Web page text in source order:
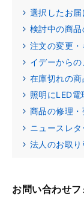
選択したお
検討中の商
注文の変更
イデーから
在庫切れの
照明にLED電
商品の修理
ニュースレ
法人のお取
お問い合わせフ